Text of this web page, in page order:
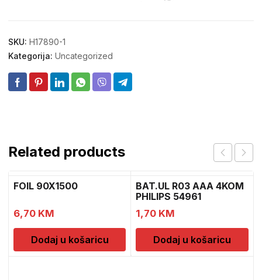
SKU: H17890-1
Kategorija: Uncategorized
Related products
FOIL 90X1500
6,70 KM
Dodaj u košaricu
BAT.UL R03 AAA 4KOM
PHILIPS 54961
1,70 KM
Dodaj u košaricu